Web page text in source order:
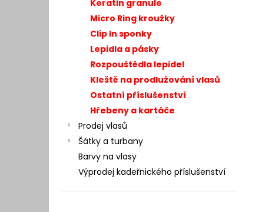
Keratin granule
Micro Ring kroužky
Clip In sponky
Lepidla a pásky
Rozpouštědla lepidel
Kleště na prodlužování vlasů
Ostatní příslušenství
Hřebeny a kartáče
Prodej vlasů
Šátky a turbany
Barvy na vlasy
Výprodej kadeřnického příslušenství
7 400 Kč
Původně: 9 990 Kč